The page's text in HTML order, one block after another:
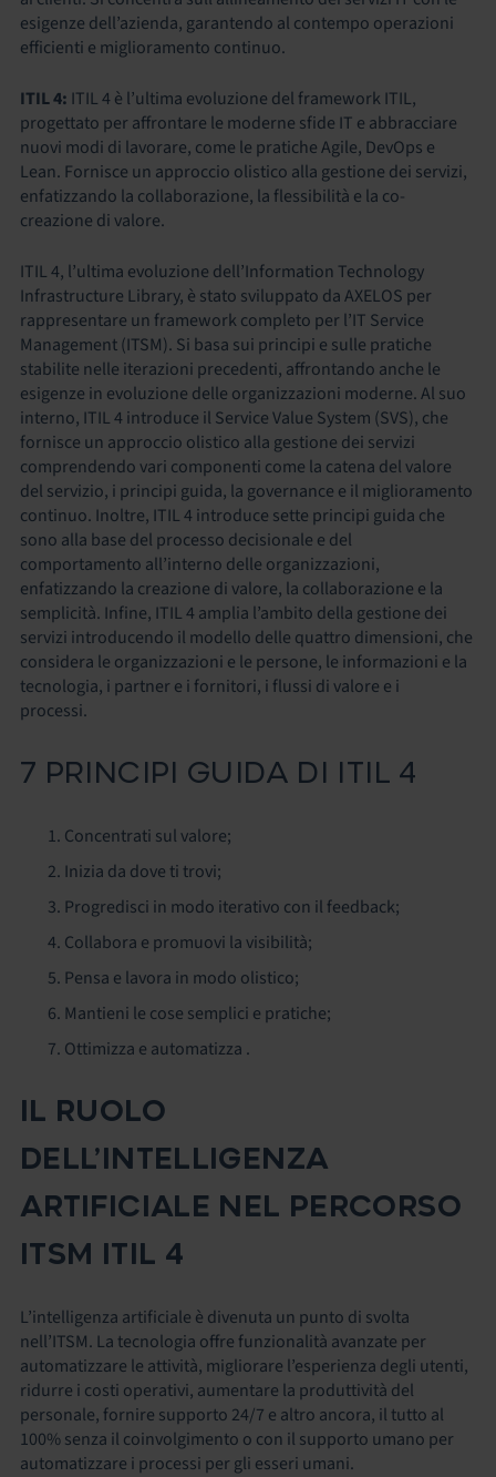
esigenze dell’azienda, garantendo al contempo operazioni
efficienti e miglioramento continuo.
ITIL 4: ITIL 4 è l’ultima evoluzione del framework ITIL,
progettato per affrontare le moderne sfide IT e abbracciare
nuovi modi di lavorare, come le pratiche Agile, DevOps e
Lean. Fornisce un approccio olistico alla gestione dei servizi,
enfatizzando la collaborazione, la flessibilità e la co-
creazione di valore.
ITIL 4, l’ultima evoluzione dell’Information Technology
Infrastructure Library, è stato sviluppato da AXELOS per
rappresentare un framework completo per l’IT Service
Management (ITSM). Si basa sui principi e sulle pratiche
stabilite nelle iterazioni precedenti, affrontando anche le
esigenze in evoluzione delle organizzazioni moderne. Al suo
interno, ITIL 4 introduce il Service Value System (SVS), che
fornisce un approccio olistico alla gestione dei servizi
comprendendo vari componenti come la catena del valore
del servizio, i principi guida, la governance e il miglioramento
continuo. Inoltre, ITIL 4 introduce sette principi guida che
sono alla base del processo decisionale e del
comportamento all’interno delle organizzazioni,
enfatizzando la creazione di valore, la collaborazione e la
semplicità. Infine, ITIL 4 amplia l’ambito della gestione dei
servizi introducendo il modello delle quattro dimensioni, che
considera le organizzazioni e le persone, le informazioni e la
tecnologia, i partner e i fornitori, i flussi di valore e i
processi.
7 PRINCIPI GUIDA DI ITIL 4
Concentrati sul valore;
Inizia da dove ti trovi;
Progredisci in modo iterativo con il feedback;
Collabora e promuovi la visibilità;
Pensa e lavora in modo olistico;
Mantieni le cose semplici e pratiche;
Ottimizza e automatizza .
IL RUOLO
DELL’INTELLIGENZA
ARTIFICIALE NEL PERCORSO
ITSM ITIL 4
L’intelligenza artificiale è divenuta un punto di svolta
nell’ITSM. La tecnologia offre funzionalità avanzate per
automatizzare le attività, migliorare l’esperienza degli utenti,
ridurre i costi operativi, aumentare la produttività del
personale, fornire supporto 24/7 e altro ancora, il tutto al
100% senza il coinvolgimento o con il supporto umano per
automatizzare i processi per gli esseri umani.